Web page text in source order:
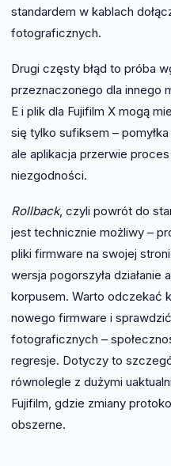
standardem w kablach
fotograficznych.
Drugi częsty błąd to próba
przeznaczonego dla innego
E i plik dla Fujifilm X mogą
się tylko sufiksem –
ale aplikacja przerwie
niezgodności.
Rollback, czyli powrót do
jest technicznie możliwy –
pliki firmware na swojej
wersja pogorszyła działanie
korpusem. Warto odczekać
nowego firmware i
fotograficznych –
regresje. Dotyczy to
równolegle z dużymi
Fujifilm, gdzie zmiany
obszerne.